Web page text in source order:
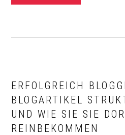
ERFOLGREICH
BLOGARTIKEL
UND WIE SIE SIE
REINBEKOMMEN